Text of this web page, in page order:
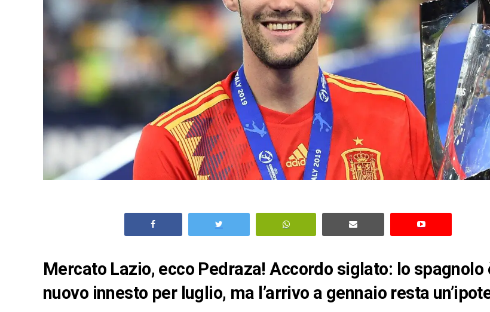
Mercato Lazio, ecco Pedraza! Accordo siglato: lo spagnolo
nuovo innesto per luglio, ma l’arrivo a gennaio resta